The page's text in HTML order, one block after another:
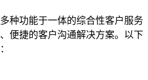
种功能于一体的综合性客户服务
便捷的客户沟通解决方案。以下